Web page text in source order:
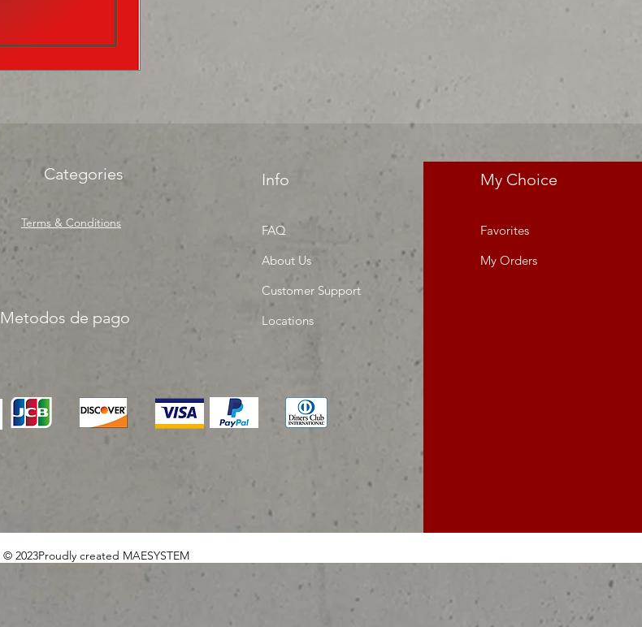
Categories
Terms & Conditions
Info
FAQ
About Us
Customer Support
Locations
My Choice
Favorites
My Orders
Metodos de pago
© 2023Proudly created MAESYSTEM